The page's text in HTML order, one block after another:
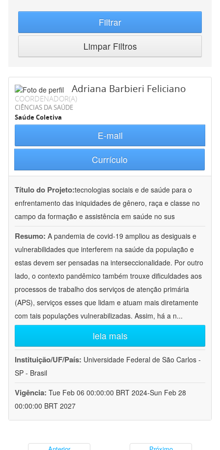
Filtrar
Limpar Filtros
Adriana Barbieri Feliciano
COORDENADOR(A)
CIÊNCIAS DA SAÚDE
Saúde Coletiva
E-mail
Currículo
Título do Projeto:tecnologias sociais e de saúde para o
enfrentamento das iniquidades de gênero, raça e classe no
campo da formação e assistência em saúde no sus
Resumo: A pandemia de covid-19 ampliou as desiguais e
vulnerabilidades que interferem na saúde da população e
estas devem ser pensadas na interseccionalidade. Por outro
lado, o contexto pandêmico também trouxe dificuldades aos
processos de trabalho dos serviços de atenção primária
(APS), serviços esses que lidam e atuam mais diretamente
com tais populações vulnerabilizadas. Assim, há a n...
leia mais
Instituição/UF/País: Universidade Federal de São Carlos -
SP - Brasil
Vigência: Tue Feb 06 00:00:00 BRT 2024-Sun Feb 28
00:00:00 BRT 2027